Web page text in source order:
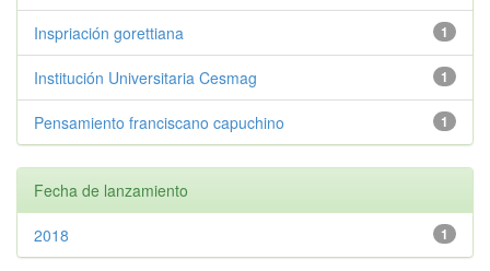
1
Inspriación gorettiana
1
Institución Universitaria Cesmag
1
Pensamiento franciscano capuchino
Fecha de lanzamiento
1
2018